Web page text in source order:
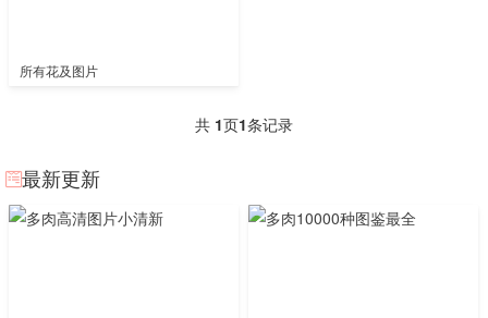
所有花及图片
共 1页1条记录
最新更新